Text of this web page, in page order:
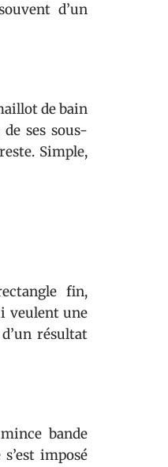
d’un
de bain
ses sous-
Simple,
fin,
veulent une
résultat
bande
imposé